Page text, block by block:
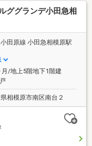
ググランデ小田急相
田原線 小田急相模原駅
/地上5階地下1階建
相模原市南区南台２